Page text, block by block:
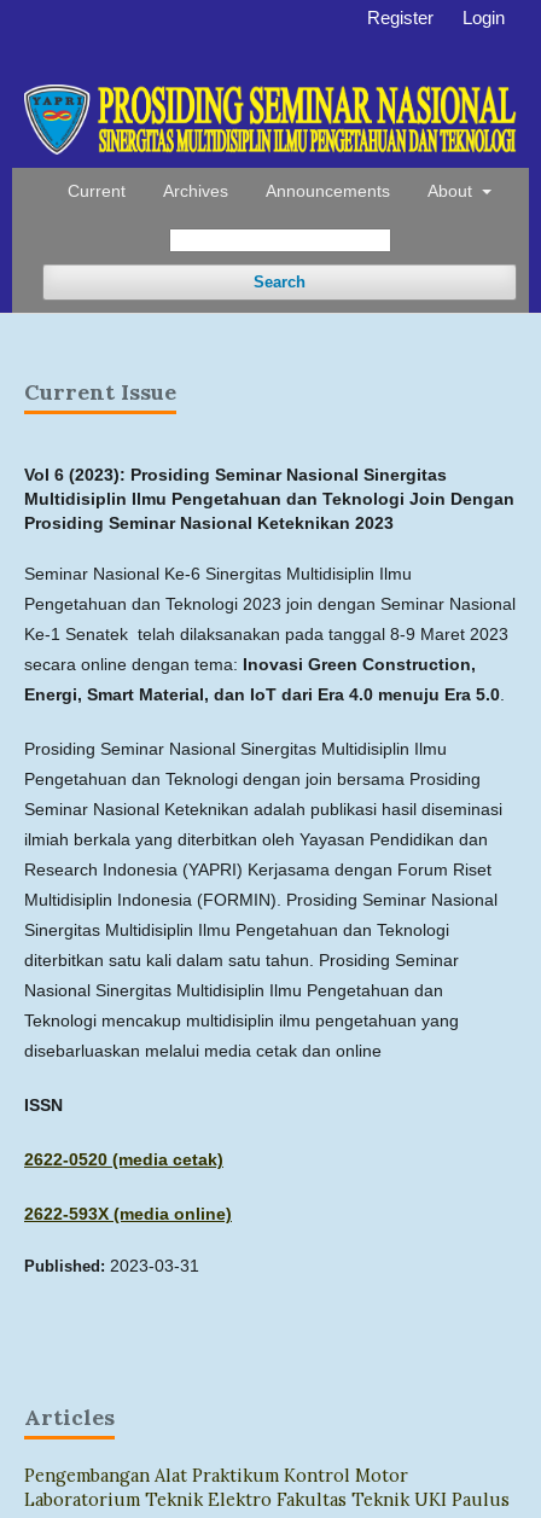
Current Archives Announcements About
Search
Register Login
Current Issue
Vol 6 (2023): Prosiding Seminar Nasional Sinergitas
Multidisiplin Ilmu Pengetahuan dan Teknologi Join Dengan
Prosiding Seminar Nasional Keteknikan 2023
Seminar Nasional Ke-6 Sinergitas Multidisiplin Ilmu
Pengetahuan dan Teknologi 2023 join dengan Seminar Nasional
Ke-1 Senatek telah dilaksanakan pada tanggal 8-9 Maret 2023
secara online dengan tema: Inovasi Green Construction,
Energi, Smart Material, dan IoT dari Era 4.0 menuju Era 5.0
Prosiding Seminar Nasional Sinergitas Multidisiplin Ilmu
Pengetahuan dan Teknologi dengan join bersama Prosiding
Seminar Nasional Keteknikan adalah publikasi hasil diseminasi
ilmiah berkala yang diterbitkan oleh Yayasan Pendidikan dan
Research Indonesia (YAPRI) Kerjasama dengan Forum Riset
Multidisiplin Indonesia (FORMIN). Prosiding Seminar Nasional
Sinergitas Multidisiplin Ilmu Pengetahuan dan Teknologi
diterbitkan satu kali dalam satu tahun. Prosiding Seminar
Nasional Sinergitas Multidisiplin Ilmu Pengetahuan dan
Teknologi mencakup multidisiplin ilmu pengetahuan yang
disebarluaskan melalui media cetak dan online
ISSN
2622-0520 (media cetak)
2622-593X (media online)
Published: 2023-03-31
Articles
Pengembangan Alat Praktikum Kontrol Motor
Laboratorium Teknik Elektro Fakultas Teknik UKI Paulus